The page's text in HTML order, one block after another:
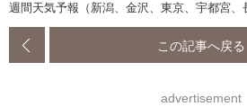
週間天気予報（新潟、金沢、東京、宇都宮、
この記事へ戻る
advertisement